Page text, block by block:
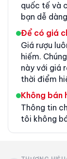
quốc tế và
bạn dễ
Để có giá
Giá rượu
hiếm.
này với giá
thời điểm
Không bán
Thông tin
tôi không